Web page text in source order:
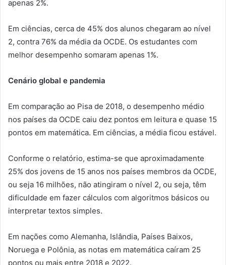
apenas 2%.
Em ciências, cerca de 45% dos alunos chegaram ao nível
2, contra 76% da média da OCDE. Os estudantes com
melhor desempenho somaram apenas 1%.
Cenário global e pandemia
Em comparação ao Pisa de 2018, o desempenho médio
nos países da OCDE caiu dez pontos em leitura e quase 15
pontos em matemática. Em ciências, a média ficou estável.
Conforme o relatório, estima-se que aproximadamente
25% dos jovens de 15 anos nos países membros da OCDE,
ou seja 16 milhões, não atingiram o nível 2, ou seja, têm
dificuldade em fazer cálculos com algoritmos básicos ou
interpretar textos simples.
Em nações como Alemanha, Islândia, Países Baixos,
Noruega e Polônia, as notas em matemática caíram 25
pontos ou mais entre 2018 e 2022.